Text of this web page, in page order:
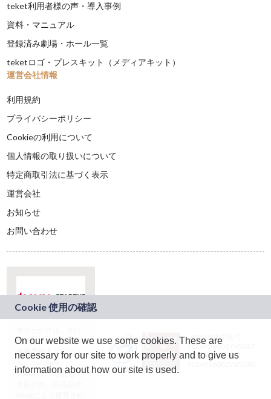
teket利用者様の声・導入事例
資料・マニュアル
登録済み劇場・ホール一覧
teketロゴ・プレスキット（メディアキット）
運営会社情報
利用規約
プライバシーポリシー
Cookieの利用について
個人情報の取り扱いについて
特定商取引法に基づく表示
運営会社
お知らせ
お問い合わせ
ドコモグループの新
規事業創出プログラ
ム「docomo
STARTUP」を通じて
JASRAC許諾番号：
9024936001Y45037
JASRAC許諾番号：
On our website we use some cookies. These are
necessary for our site to work properly and to give us
information about how our site is used.